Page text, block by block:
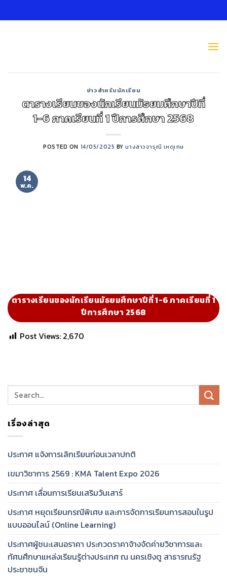
to
ข่าวสำหรับนักเรียน
ตารางเรียนของนักเรียนมัธยมศึกษาปีที่
1-6 ภาคเรียนที่ 1 ปีการศึกษา 2568
POSTED ON 14/05/2025 BYนางสาวจารุณี เหตุเกษ
14
พ.ค.
ตารางเรียนของนักเรียนมัธยมศึกษาปีที่ 1-6 ภาคเรียนที่ 1
ปีการศึกษา 2568
Post Views: 2,670
เรื่องล่าสุด
ประกาศ แจ้งการเลิกเรียนก่อนเวลาปกติ
เขมาวิชาการ 2569 : KMA Talent Expo 2026
ประกาศ เลื่อนการเรียนเสริมวันเสาร์
ประกาศ หยุดเรียนกรณีพิเศษ และการจัดการเรียนการสอนในรูป
แบบออนไลน์ (Online Learning)
ประกาศผู้ชนะเสนอราคา ประกวดราคาจ้างจัดค่ายวิชาการและ
ทัศนศึกษาแหล่งเรียนรู้ต่างประเทศ ณ นครเชิงตู สาธารณรัฐ
ประชาชนจีน